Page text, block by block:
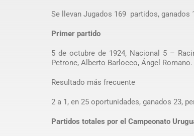
Se llevan Jugados 169 partidos, ganados
Primer partido
5 de octubre de 1924, Nacional 5 –
Petrone, Alberto Barlocco, Ángel Romano.
Resultado más frecuente
2 a 1, en 25 oportunidades, ganados 23,
Partidos totales por el Campeonato